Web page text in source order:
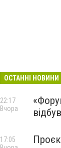
ОСТАННІ НОВИНИ
22:17
Вчора
17:05